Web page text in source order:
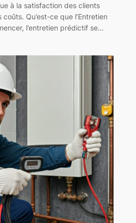
à la satisfaction des clients
Qu’est-ce que l’Entretien
l’entretien prédictif se…